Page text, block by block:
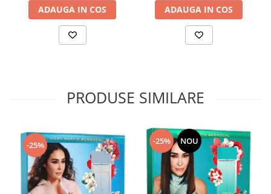
ADAUGA IN COS ADAUGA IN COS
PRODUSE SIMILARE
-25% -25% NOU